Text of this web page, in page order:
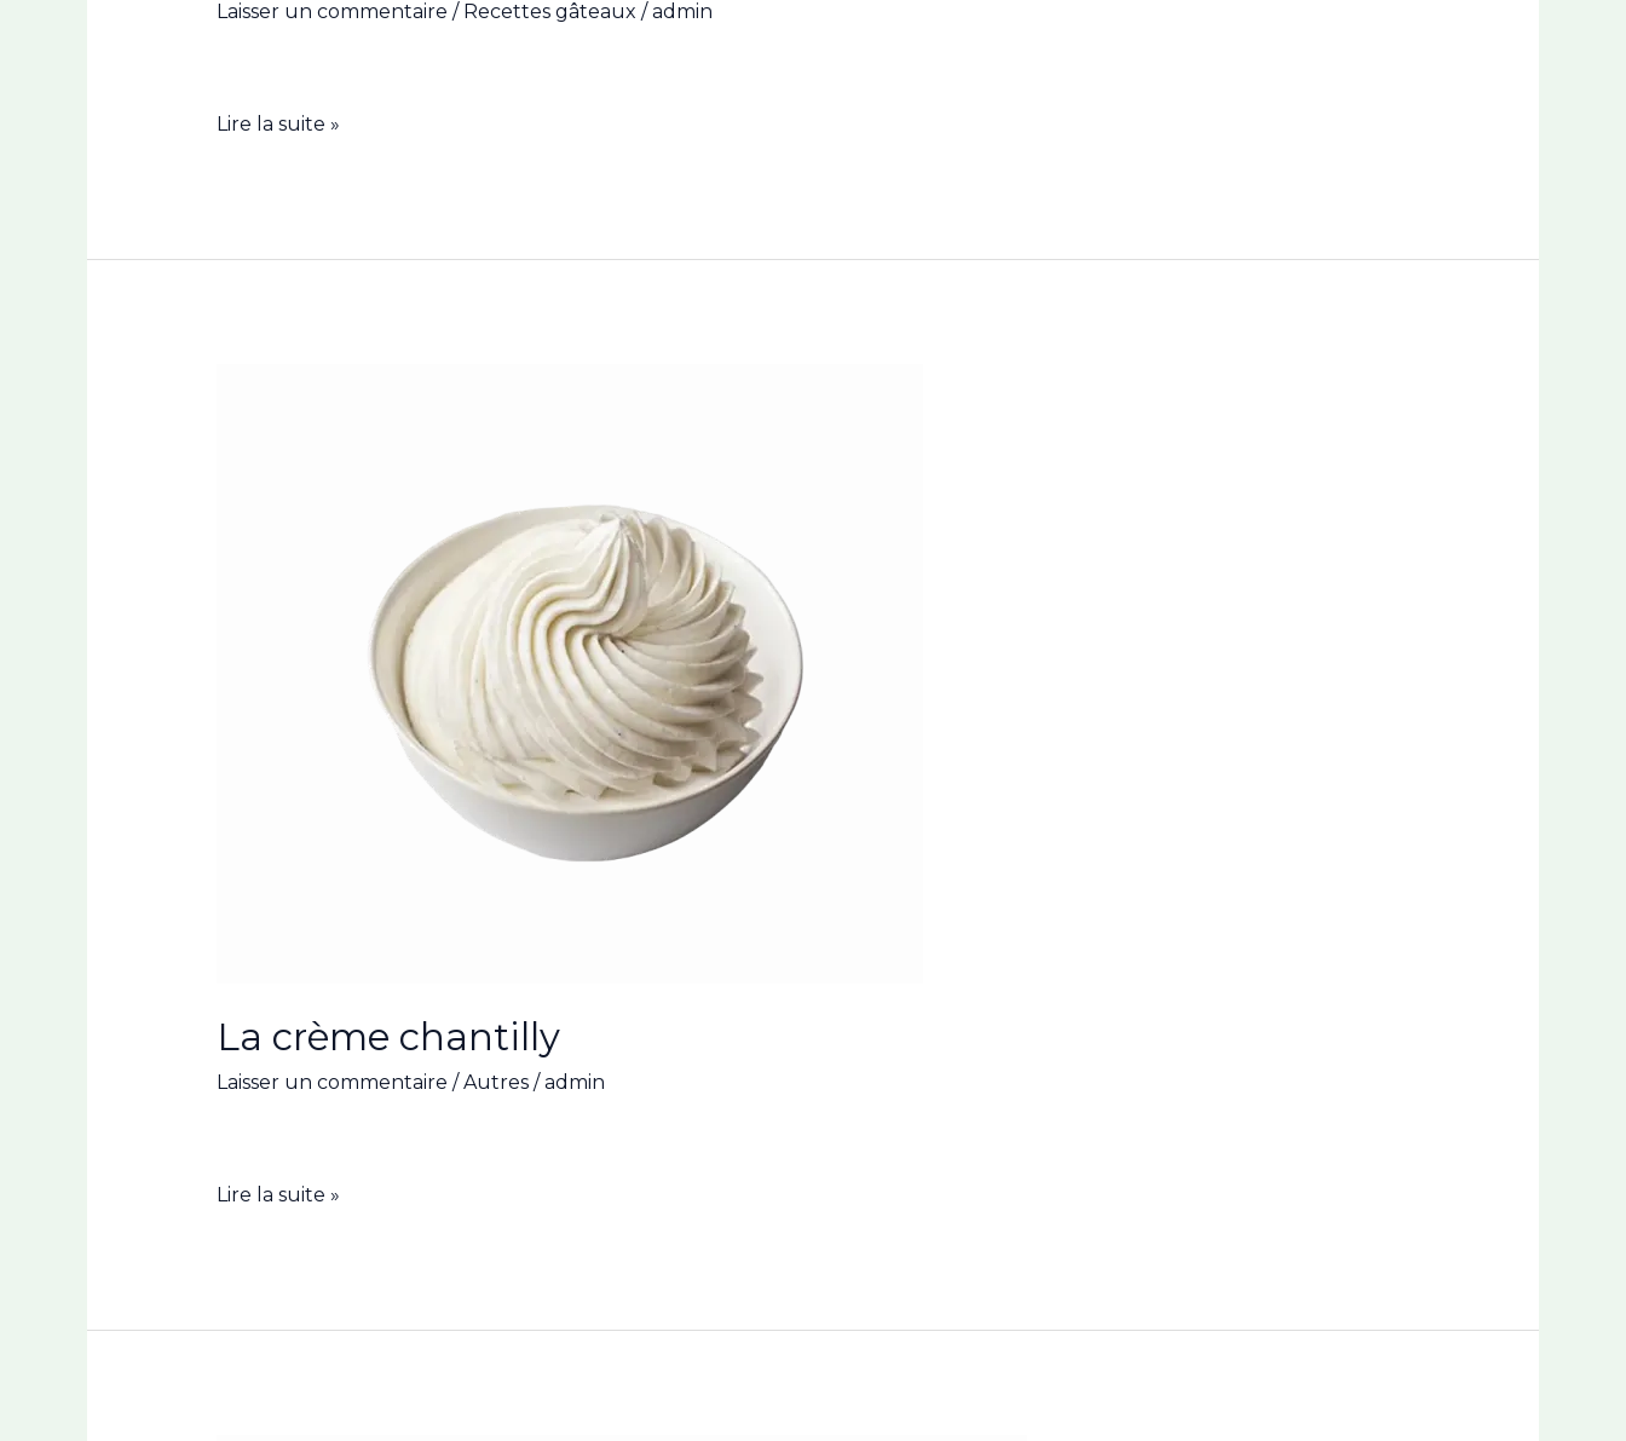
Laisser un commentaire / Recettes gâteaux /admin
Lire la suite »
La crème chantilly
Laisser un commentaire /Autres/admin
Lire la suite »